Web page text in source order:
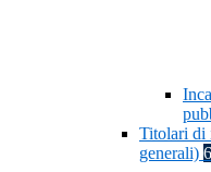
Titolari di
generali) 6